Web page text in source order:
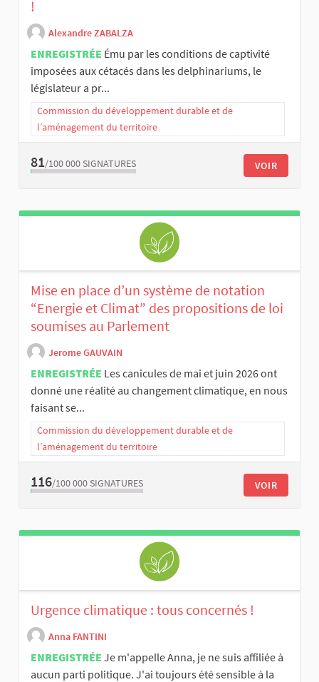
!
Alexandre ZABALZA
ENREGISTRÉE Ému par les conditions de captivité
imposées aux cétacés dans les delphinariums, le
législateur a pr...
Commission du développement durable et de
l’aménagement du territoire
81/100 000 SIGNATURES VOIR
Mise en place d’un système de notation
“Energie et Climat” des propositions de loi
soumises au Parlement
Jerome GAUVAIN
ENREGISTRÉE Les canicules de mai et juin 2026 ont
donné une réalité au changement climatique, en nous
faisant se...
Commission du développement durable et de
l’aménagement du territoire
116/100 000 SIGNATURES VOIR
Urgence climatique : tous concernés !
Anna FANTINI
ENREGISTRÉE Je m'appelle Anna, je ne suis affiliée à
aucun parti politique. J'ai toujours été sensible à la